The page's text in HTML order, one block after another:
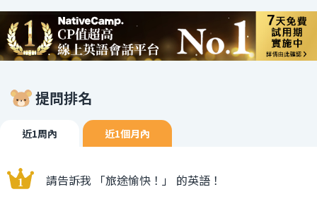
提問排名
近1周內 近1個月內
請告訴我 「旅途愉快！」 的英語！